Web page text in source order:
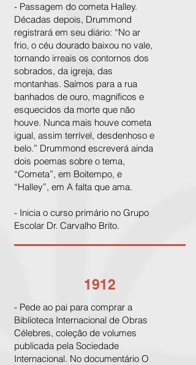
- Passagem do cometa Halley.
Décadas depois, Drummond
registrará em seu diário: “No ar
frio, o céu dourado baixou no vale,
tornando irreais os contornos dos
sobrados, da igreja, das
montanhas. Saímos para a rua
banhados de ouro, magníficos e
esquecidos da morte que não
houve. Nunca mais houve cometa
igual, assim terrível, desdenhoso e
belo.” Drummond escreverá ainda
dois poemas sobre o tema,
“Cometa”, em Boitempo, e
“Halley”, em A falta que ama.
- Inicia o curso primário no Grupo
Escolar Dr. Carvalho Brito.
1912
- Pede ao pai para comprar a
Biblioteca Internacional de Obras
Célebres, coleção de volumes
publicada pela Sociedade
Internacional. No documentário O